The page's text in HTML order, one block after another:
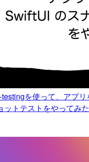
を使って、アプ
ットテストをやってみた